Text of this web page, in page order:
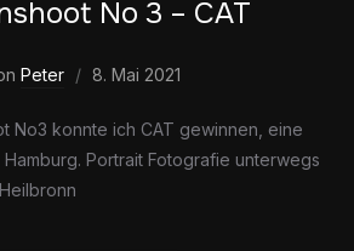
No 3 – CAT
Peter 8. Mai 2021
No3 konnte ich CAT gewinnen, eine
Portrait Fotografie unterwegs